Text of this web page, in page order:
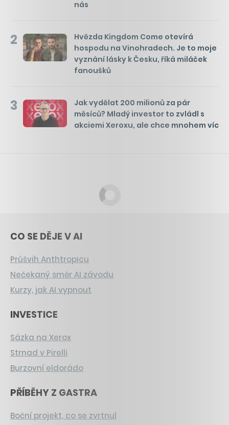
nás
2
Hvězda Kingdom Come otevírá
hospodu na Vinohradech. Je to moje
vyznání lásky k Česku, říká miláček
fanoušků
3
Jak vydělat 200 milionů za pár
měsíců? Mladý investor to zvládl s
akciemi Xeroxu, ale chce mnohem víc
CO SE DĚJE V AI
Průšvih Anthtropicu
Nečekaný směr AI závodu
Kurzy, jak AI vypnout
INVESTICE
Sázka na Xerox
Strnad v Pirelli
Burzovní eldorádo
PŘÍBĚHY Z GASTRA
Boční projekt, co se zvrtnul